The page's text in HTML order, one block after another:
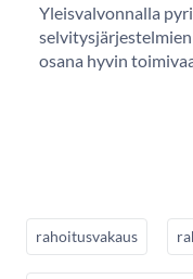
Yleisvalvonnalla
osana hyvin
rahoitusvakaus